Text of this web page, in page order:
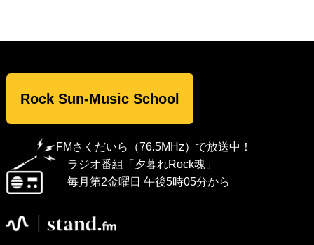
Rock Sun-Music School
FMさくだいら（76.5MHz）で放送中！
ラジオ番組「夕暮れRock魂」
毎月第2金曜日 午後5時05分から